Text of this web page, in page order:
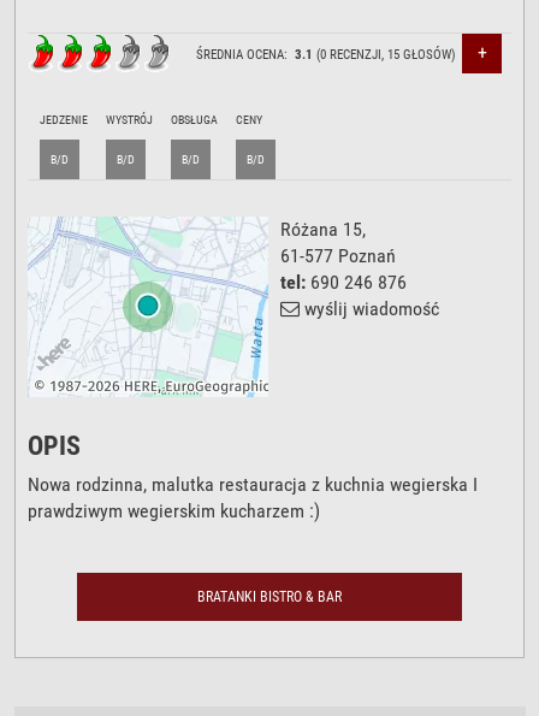
ŚREDNIA OCENA:3.1 (0 RECENZJI, 15 GŁOSÓW) +
JEDZENIE
B/D
WYSTRÓJ
B/D
OBSŁUGA
B/D
CENY
B/D
Różana 15,
61-577 Poznań
tel: 690 246 876
wyślij wiadomość
OPIS
Nowa rodzinna, malutka restauracja z kuchnia wegierska I
prawdziwym wegierskim kucharzem :)
BRATANKI BISTRO & BAR